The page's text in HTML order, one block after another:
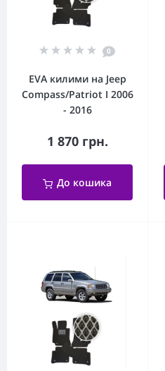
0
EVA килими на Jeep
Compass/Patriot I 2006
- 2016
1 870 грн.
До кошика